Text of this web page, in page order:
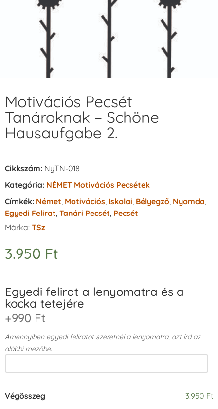
Motivációs Pecsét
Tanároknak – Schöne
Hausaufgabe 2.
Cikkszám: NyTN-018
Kategória: NÉMET Motivációs Pecsétek
Címkék: Német Motivációs Iskolai Bélyegző Nyomda
Egyedi Felirat Tanári Pecsét Pecsét
Márka: TSz
3.950 Ft
Egyedi felirat a lenyomatra és a
kocka tetejére
+990 Ft
Amennyiben egyedi feliratot szeretnél a lenyomatra, azt írd az
alábbi mezőbe.
Végösszeg 3.950 Ft